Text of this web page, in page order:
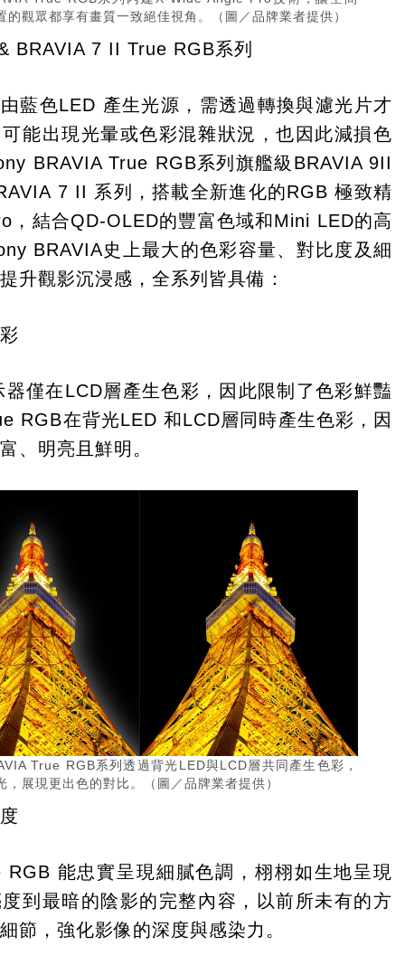
的觀眾都享有畫質一致絕佳視角。（圖／品牌業者提供）
BRAVIA 7 II True RGB系列
藍色LED 產生光源，需透過轉換與濾光片才
能出現光暈或色彩混雜狀況，也因此減損色
BRAVIA True RGB系列旗艦級BRAVIA 9II
7 II 系列，搭載全新進化的RGB 極致精
，結合QD-OLED的豐富色域和Mini LED的高
BRAVIA史上最大的色彩容量、對比度及細
升觀影沉浸感，全系列皆具備：
僅在LCD層產生色彩，因此限制了色彩鮮豔
RGB在背光LED 和LCD層同時產生色彩，因
、明亮且鮮明。
True RGB系列透過背光LED與LCD層共同產生色彩，
，展現更出色的對比。（圖／品牌業者提供）
RGB 能忠實呈現細膩色調，栩栩如生地呈現
到最暗的陰影的完整內容，以前所未有的方
節，強化影像的深度與感染力。